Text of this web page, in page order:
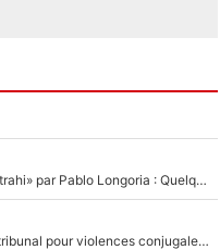
Medhi Benatia s'est «senti trahi» par Pablo Longoria : Quelques semaines après son départ, l'ancien directeur de football de l'OM règle ses comptes
Des terrains de Ligue 1 au tribunal pour violences conjugales : Un arbitre français encourt une peine de 18 mois de prison !